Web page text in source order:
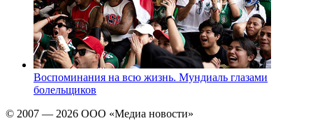
Воспоминания на всю жизнь. Мундиаль глазами
болельщиков
© 2007 — 2026 ООО «Медиа новости»